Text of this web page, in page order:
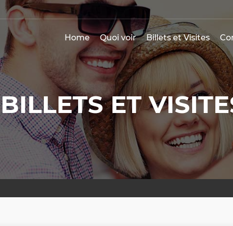
Home Quoi voir Billets et Visites
BILLETS ET